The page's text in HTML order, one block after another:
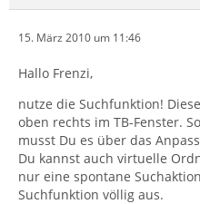
15. März 2010 um 11:46
Hallo Frenzi,
nutze die Suchfunktion!
oben rechts im TB-Fenster.
musst Du es über das
Du kannst auch virtuelle
nur eine spontane
Suchfunktion völlig aus.